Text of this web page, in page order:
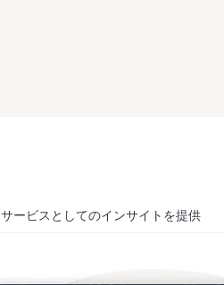
サービスとしてのインサイトを提供